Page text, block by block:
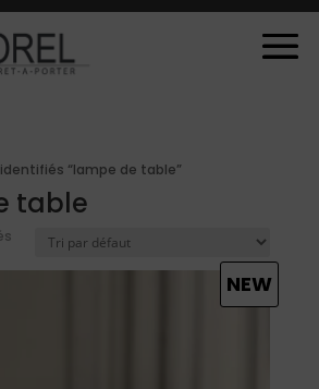
“lampe de table”
table
NEW